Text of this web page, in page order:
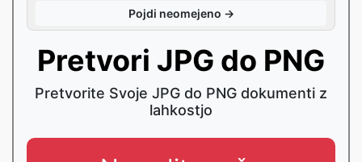
Pojdi neomejeno →
Pretvori JPG do PNG
Pretvorite Svoje JPG do PNG dokumenti z
lahkostjo